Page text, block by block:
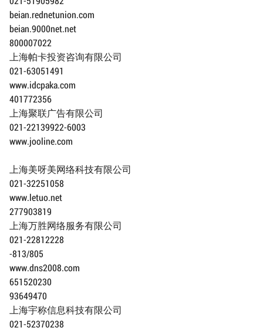
beian.rednetunion.com
beian.9000net.net
800007022
上海帕卡投资咨询有限公司
021-63051491
www.idcpaka.com
401772356
上海聚联广告有限公司
021-22139922-6003
www.jooline.com
上海美呀美网络科技有限公司
021-32251058
www.letuo.net
277903819
上海万胜网络服务有限公司
021-22812228
-813/805
www.dns2008.com
651520230
93649470
上海宇称信息科技有限公司
021-52370238